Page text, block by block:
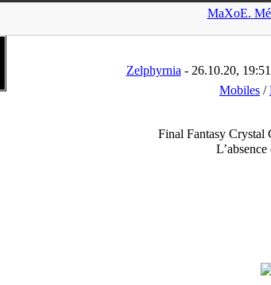
MaXoE.
Zelphyrnia - 26.10.20, 19:51
Mobiles /
Final Fantasy Crystal